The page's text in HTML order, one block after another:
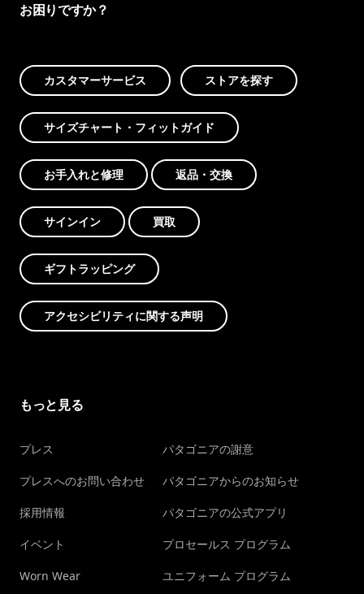
お困りですか？
カスタマーサービス ストアを探す
サイズチャート・フィットガイド
お手入れと修理 返品・交換
サインイン 買取
ギフトラッピング
アクセシビリティに関する声明
もっと見る
プレス
プレスへのお問い合わせ
採用情報
イベント
Worn Wear
パタゴニアの謝意
パタゴニアからのお知らせ
パタゴニアの公式アプリ
プロセールス プログラム
ユニフォーム プログラム